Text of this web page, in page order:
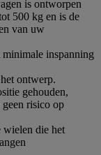
is ontworpen
500 kg en is de
van uw
inspanning
ontwerp.
gehouden,
risico op
wielen die het